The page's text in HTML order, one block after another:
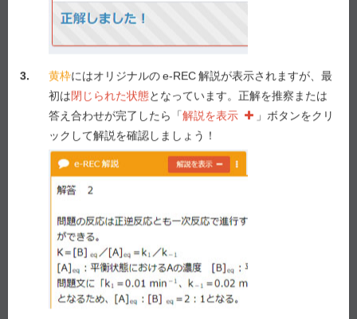
3. 黄枠にはオリジナルのe-REC解説が表示されますが、最
初は閉じられた状態となっています。正解を推察または
答え合わせが完了したら「解説を表示
」ボタンをクリ
ックして解説を確認しましょう！
e-REC 解説
Myメモ -1
解説動画作成を要望！